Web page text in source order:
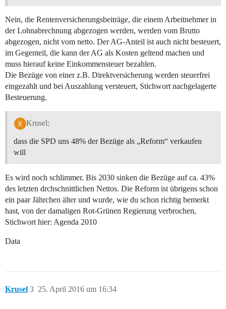
Nein, die Rentenversicherungsbeiträge, die einem Arbeitnehmer in
der Lohnabrechnung abgezogen werden, werden vom Brutto
abgezogen, nicht vom netto. Der AG-Anteil ist auch nicht besteuert,
im Gegenteil, die kann der AG als Kosten geltend machen und
muss hierauf keine Einkommensteuer bezahlen.
Die Bezüge von einer z.B. Direktversicherung werden steuerfrei
eingezahlt und bei Auszahlung versteuert, Stichwort nachgelagerte
Besteuerung.
Krusel:
dass die SPD uns 48% der Bezüge als „Reform“ verkaufen
will
Es wird noch schlimmer. Bis 2030 sinken die Bezüge auf ca. 43%
des letzten drchschnittlichen Nettos. Die Reform ist übrigens schon
ein paar Jährchen älter und wurde, wie du schon richtig bemerkt
hast, von der damaligen Rot-Grünen Regierung verbrochen,
Stichwort hier: Agenda 2010
Data
Krusel 25. April 2016 um 16:34
3